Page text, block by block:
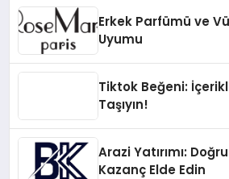
Erkek Parfümü ve
Uyumu
Tiktok Beğeni:
Taşıyın!
Arazi Yatırımı:
Kazanç Elde Edin